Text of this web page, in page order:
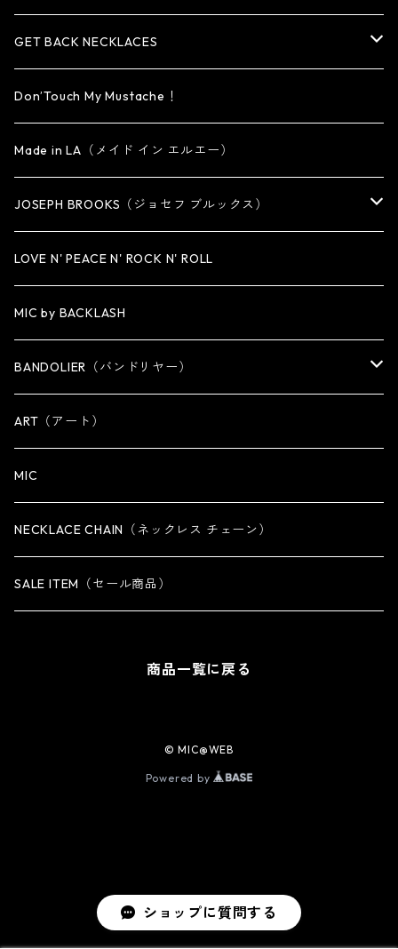
ショップに質問する
OTHER
reMIC
BRACELET
KEY CHAIN
OTHER
NECKLACE
BRACELET
CUFF
KEY CHAIN
WALLET CHAIN
WALLET
OTHER
CUFF・BANGLE
EARRING
PENDANT
BRACELET
CUFF・BANGLE
NECKLACE
KEY CHAIN
WALLET CHAIN
OTHER
RING
EARRING・EAR CUFF
PENDANT
NECKLACE
BRACELET
GET BACK NECKLACES
ORIGINAL COLLECTION
SMALL
MEDIUM
Don’Touch My Mustache！
Made in LA（メイド イン エルエー）
JOSEPH BROOKS（ジョセフ ブルックス）
BRACELET
NECKLACE
LOVE N' PEACE N' ROCK N' ROLL
MIC by BACKLASH
BANDOLIER（バンドリヤー）
iPhone 14専用ケース
iPhone 14 Plus専用ケース
iPhone 14 Pro専用ケース
iPhone 14 Pro Max専用ケース
iPhone 13 Pro専用ケース
iPhone 12 mini専用ケース
ART（アート）
MIC
NECKLACE CHAIN（ネックレス チェーン）
SALE ITEM（セール商品）
商品一覧に戻る
© MIC@WEB
Powered by